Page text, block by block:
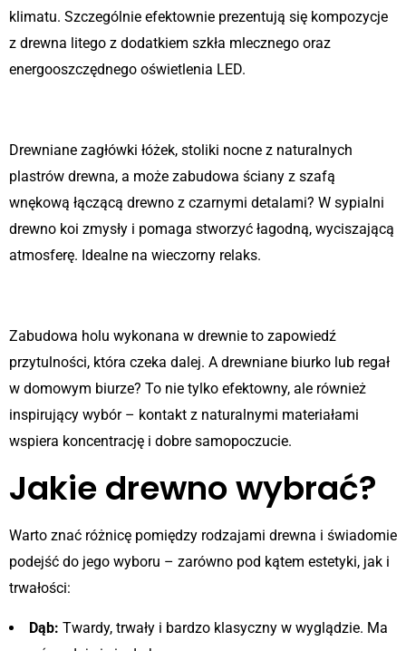
klimatu. Szczególnie efektownie prezentują się kompozycje
z drewna litego z dodatkiem szkła mlecznego oraz
energooszczędnego oświetlenia LED.
Drewniane zagłówki łóżek, stoliki nocne z naturalnych
plastrów drewna, a może zabudowa ściany z szafą
wnękową łączącą drewno z czarnymi detalami? W sypialni
drewno koi zmysły i pomaga stworzyć łagodną, wyciszającą
atmosferę. Idealne na wieczorny relaks.
Zabudowa holu wykonana w drewnie to zapowiedź
przytulności, która czeka dalej. A drewniane biurko lub regał
w domowym biurze? To nie tylko efektowny, ale również
inspirujący wybór – kontakt z naturalnymi materiałami
wspiera koncentrację i dobre samopoczucie.
Jakie drewno wybrać?
Warto znać różnicę pomiędzy rodzajami drewna i świadomie
podejść do jego wyboru – zarówno pod kątem estetyki, jak i
trwałości:
Dąb: Twardy, trwały i bardzo klasyczny w wyglądzie. Ma